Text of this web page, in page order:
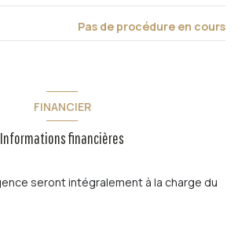
Pas de procédure en cours
FINANCIER
Informations financières
seront intégralement à la charge du